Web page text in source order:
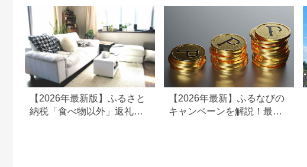
【2026年最新版】ふるさと
納税「食べ物以外」返礼品
【2026年最新】ふるなびの
キャンペーンを解説！最大